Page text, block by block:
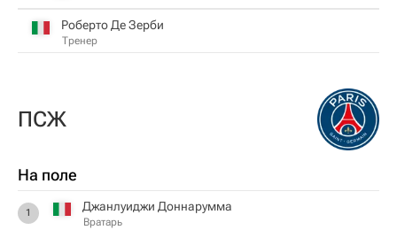
Роберто Де Зерби
Тренер
ПСЖ
На поле
1 Джанлуиджи Доннарумма
Вратарь